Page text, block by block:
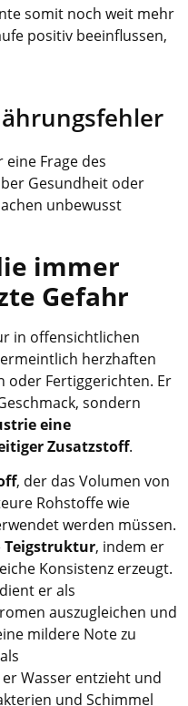
somit noch weit mehr
positiv beeinflussen,
Frage des
Gesundheit oder
unbewusst
immer
Gefahr
in offensichtlichen
herzhaften
oder Fertiggerichten. Er
sondern
eine
Zusatzstoff.
, der das Volumen von
Rohstoffe wie
werden müssen.
Teigstruktur, indem er
Konsistenz erzeugt.
er als
auszugleichen und
mildere Note zu
Wasser entzieht und
und Schimmel